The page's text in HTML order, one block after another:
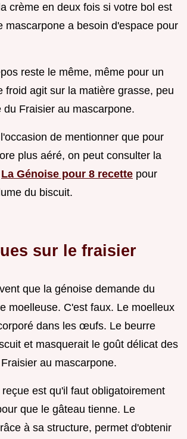
crème en deux fois si votre bol est
mascarpone a besoin d'espace pour
reste le même, même pour un
froid agit sur la matière grasse, peu
du Fraisier au mascarpone.
de mentionner que pour
plus aéré, on peut consulter la
La Génoise pour 8 recette pour
du biscuit.
sur le fraisier
que la génoise demande du
moelleuse. C'est faux. Le moelleux
dans les œufs. Le beurre
et masquerait le goût délicat des
au mascarpone.
est qu'il faut obligatoirement
que le gâteau tienne. Le
à sa structure, permet d'obtenir